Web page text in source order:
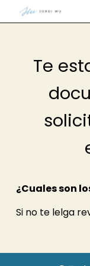
Te
¿Cuales son
Si no te lelga